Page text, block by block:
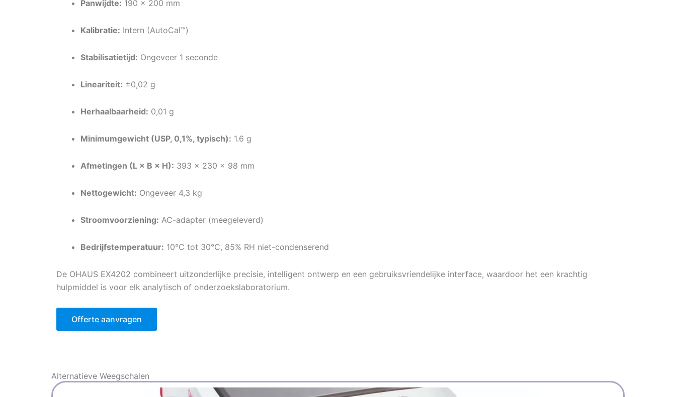
Panwijdte: 190 × 200 mm
Kalibratie: Intern (AutoCal™)
Stabilisatietijd: Ongeveer 1 seconde
Lineariteit: ±0,02 g
Herhaalbaarheid: 0,01 g
Minimumgewicht (USP, 0,1%, typisch): 1.6 g
Afmetingen (L × B × H): 393 × 230 × 98 mm
Nettogewicht: Ongeveer 4,3 kg
Stroomvoorziening: AC-adapter (meegeleverd)
Bedrijfstemperatuur: 10°C tot 30°C, 85% RH niet-condenserend
De OHAUS EX4202 combineert uitzonderlijke precisie, intelligent ontwerp en een gebruiksvriendelijke interface, waardoor het een krachtig
hulpmiddel is voor elk analytisch of onderzoekslaboratorium.
Offerte aanvragen
Alternatieve Weegschalen